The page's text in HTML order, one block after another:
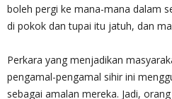
boleh pergi ke mana-mana dalam
di pokok dan tupai itu jatuh, dan
Perkara yang menjadikan
pengamal-pengamal sihir ini
sebagai amalan mereka. Jadi,